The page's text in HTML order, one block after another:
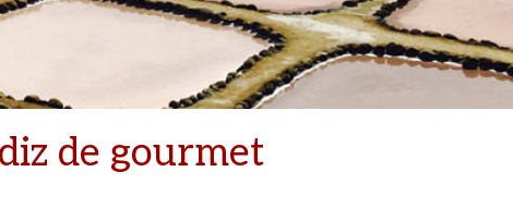
de gourmet